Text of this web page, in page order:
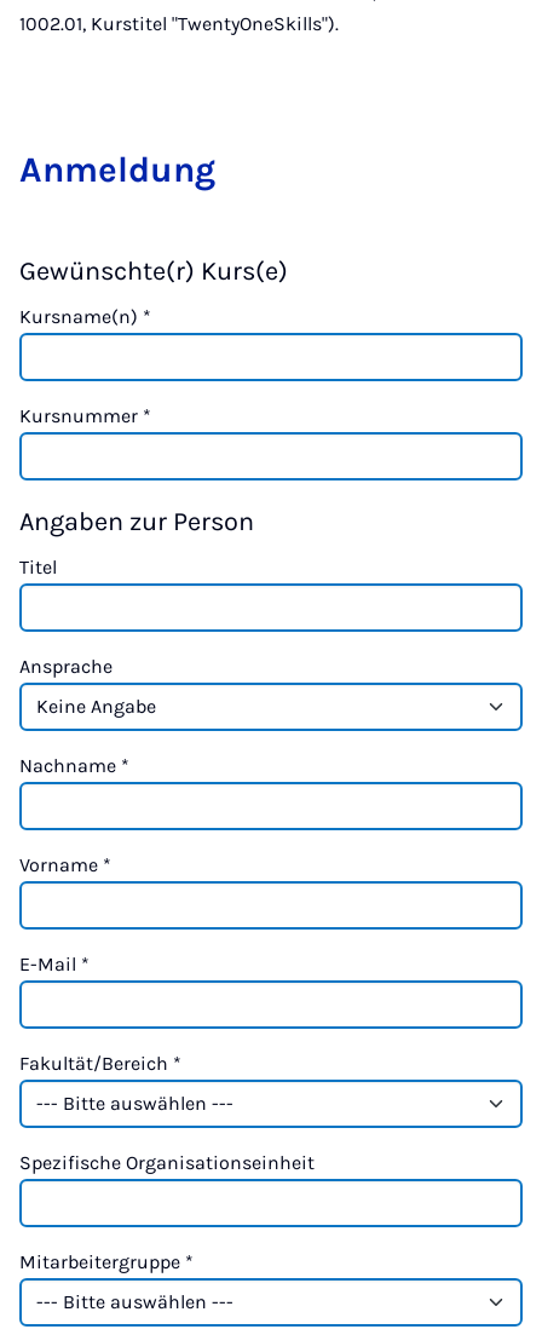
1002.01, Kurstitel "TwentyOneSkills").
Anmeldung
Gewünschte(r) Kurs(e)
Kursname(n) *
Kursnummer *
Angaben zur Person
Titel
Ansprache
Nachname *
Vorname *
E-Mail *
Fakultät/Bereich *
Spezifische Organisationseinheit
Mitarbeitergruppe *